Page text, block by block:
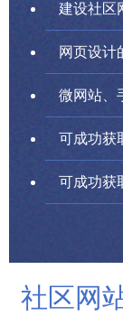
建设社区
网页设计
微网站、
可成功获
可成功获
社区网